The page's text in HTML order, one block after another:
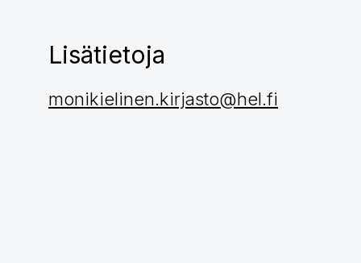
Lisätietoja
monikielinen.kirjasto@hel.fi